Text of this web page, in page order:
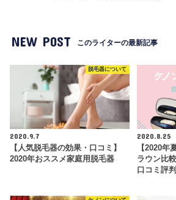
NEW POST このライターの最新記事
脱毛器について
2020.9.7
【人気脱毛器の効果・口コミ】
2020年おススメ家庭用脱毛器
2020.8.25
【2020年
ラウン比
口コミ評判